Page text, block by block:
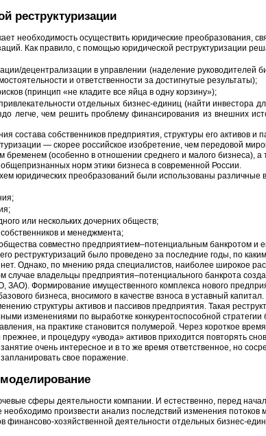
реструктуризации
необходимость осуществить юридические преобразования,
Как правило, с помощью юридической реструктуризации
децентрализации в управлении (наделение руководителей
и ответственности за достигнутые результаты);
(принцип «не кладите все яйца в одну корзину»);
отдельных бизнес-единиц (найти инвестора
легче, чем решить проблему финансирования из внешних
состава собственников предприятия, структуры его активов и
— скорее российское изобретение, чем передовой
бременем (особенно в отношении среднего и малого бизнеса),
норм этики бизнеса в современной России.
юридических преобразований были использованы различные
или нескольких дочерних обществ;
и менеджмента;
совместно предприятием–потенциальным банкротом и
реструктуризаций было проведено за последние годы, по
Однако, по мнению ряда специалистов, наиболее широкое
случае владельцы предприятия–потенциального банкрота
ЗАО). Формирование имущественного комплекса нового
бизнеса, вносимого в качестве взноса в уставный
структуры активов и пассивов предприятия. Такая
изменениями по выработке конкурентоспособной стратегии
на практике становится полумерой. Через короткое
и процедуру «увода» активов приходится повторять
очень интересное и в то же время ответственное, но
свое поражение.
сферы деятельности компании. И естественно, перед
произвести анализ последствий изменения потоков
финансово-хозяйственной деятельности отдельных бизнес-